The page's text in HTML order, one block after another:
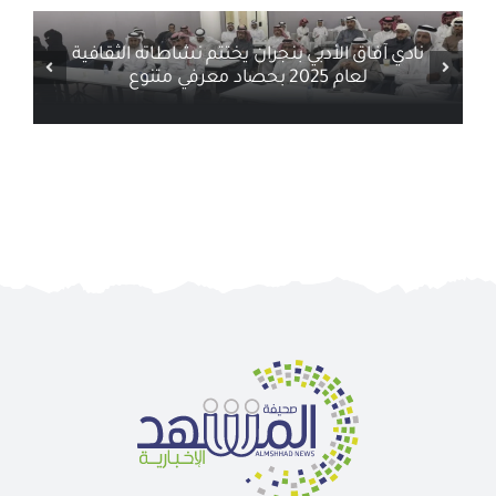
أخبار ذات صلة
نادي آفاق الأدبي بنجران يختتم نشاطاته الثقافية